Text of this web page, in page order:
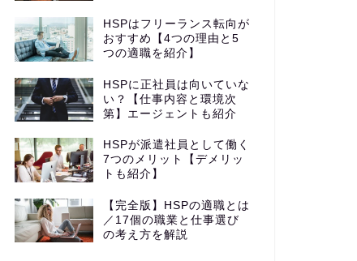
HSPはフリーランス転向が
おすすめ【4つの理由と5
つの適職を紹介】
HSPに正社員は向いていな
い？【仕事内容と環境次
第】エージェントも紹介
HSPが派遣社員として働く
7つのメリット【デメリッ
トも紹介】
【完全版】HSPの適職とは
／17個の職業と仕事選び
の考え方を解説